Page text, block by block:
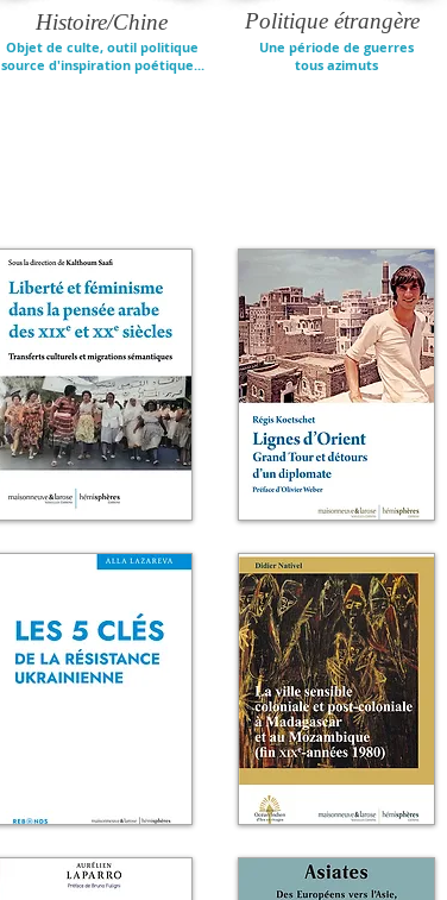
Histoire/Chine
Objet de culte, outil politique
source d'inspiration poétique...
Politique étrangère
Une période de guerres
tous azimuts